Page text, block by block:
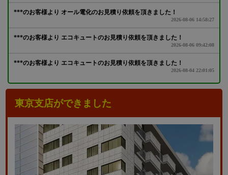
東京支店ができました